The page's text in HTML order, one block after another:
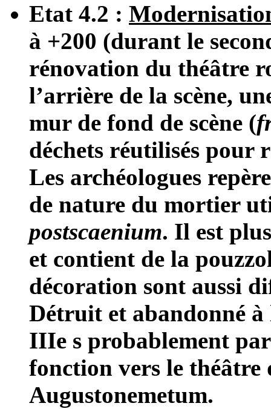
Etat 4.2 :
à +200 (durant le
rénovation du théâtre
l’arrière de la scène,
mur de fond de scène (
déchets réutilisés pour
Les archéologues
de nature du mortier
postscaenium. Il est
et contient de la
décoration sont aussi
Détruit et abandonné
IIIe s probablement
fonction vers le théâtre
Augustonemetum.